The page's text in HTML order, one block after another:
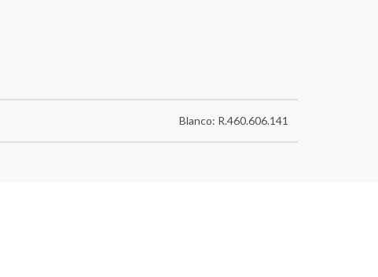
Blanco: R.460.606.141